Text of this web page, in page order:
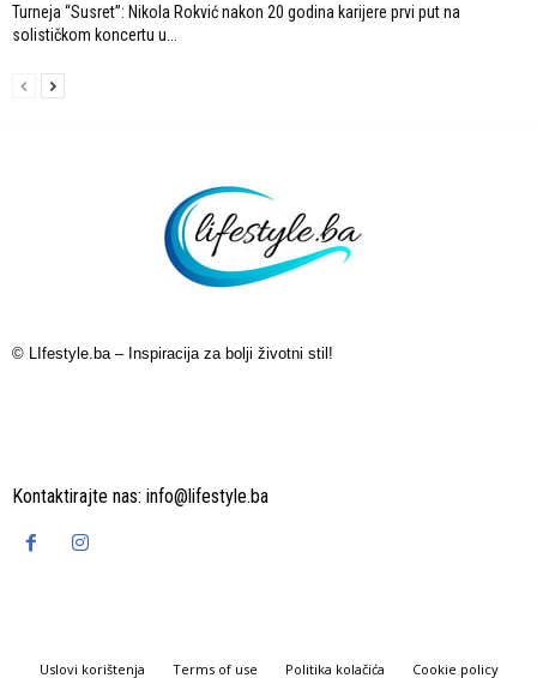
Turneja “Susret”: Nikola Rokvić nakon 20 godina karijere prvi put na
solističkom koncertu u...
© LIfestyle.ba – Inspiracija za bolji životni stil!
Kontaktirajte nas: info@lifestyle.ba
Uslovi korištenja Terms of use Politika kolačića Cookie policy